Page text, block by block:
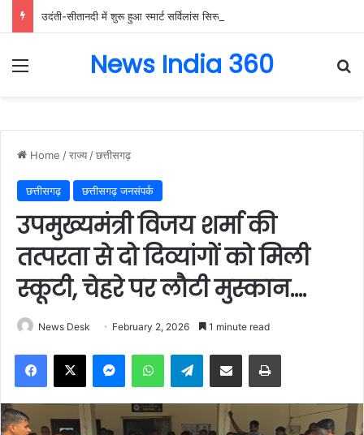
Menu News India 360
Home /राज्य /छत्तीसगढ़
छत्तीसगढ़ छत्तीसगढ़ जनसंपर्क
उपमुख्यमंत्री विजय शर्मा की
तत्परता से दो दिव्यांगों को मिली
स्कूटी, चेहरे पर लौटी मुस्कान….
News Desk February 2, 2026 1 minute read
Facebook
X MessengerWhatsAppTelegramShare via Email Print